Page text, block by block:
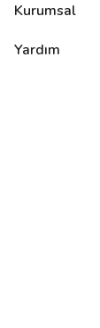
Kurumsal
Yardım